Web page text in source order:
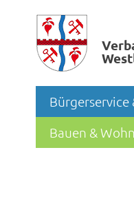
Bauen &